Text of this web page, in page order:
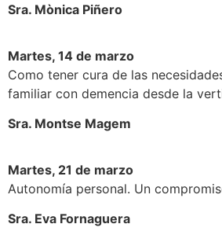
Sra. Mònica Piñero
Martes, 14 de marzo
Como tener cura de las
familiar con demencia desde la
Sra. Montse Magem
Martes, 21 de marzo
Autonomía personal. Un
Sra. Eva Fornaguera